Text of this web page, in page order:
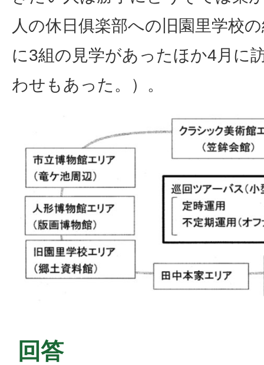
人の休日俱楽部への旧園里学校
に3組の見学があったほか4月に
わせもあった。）。
回答